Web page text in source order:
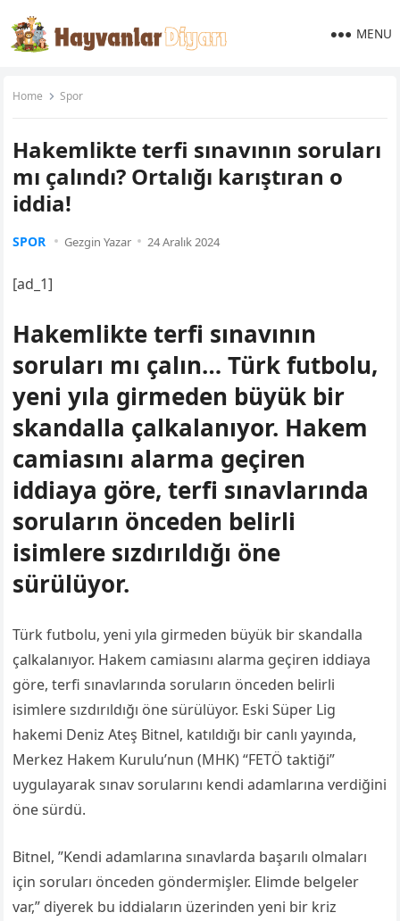
MENU
Home Spor
Hakemlikte terfi sınavının soruları
mı çalındı? Ortalığı karıştıran o
iddia!
SPOR Gezgin Yazar 24 Aralık 2024
[ad_1]
Hakemlikte terfi sınavının
soruları mı çalın… Türk futbolu,
yeni yıla girmeden büyük bir
skandalla çalkalanıyor. Hakem
camiasını alarma geçiren
iddiaya göre, terfi sınavlarında
soruların önceden belirli
isimlere sızdırıldığı öne
sürülüyor.
Türk futbolu, yeni yıla girmeden büyük bir skandalla
çalkalanıyor. Hakem camiasını alarma geçiren iddiaya
göre, terfi sınavlarında soruların önceden belirli
isimlere sızdırıldığı öne sürülüyor. Eski Süper Lig
hakemi Deniz Ateş Bitnel, katıldığı bir canlı yayında,
Merkez Hakem Kurulu’nun (MHK) “FETÖ taktiği”
uygulayarak sınav sorularını kendi adamlarına verdiğini
öne sürdü.
Bitnel, ”Kendi adamlarına sınavlarda başarılı olmaları
için soruları önceden göndermişler. Elimde belgeler
var,” diyerek bu iddiaların üzerinden yeni bir kriz